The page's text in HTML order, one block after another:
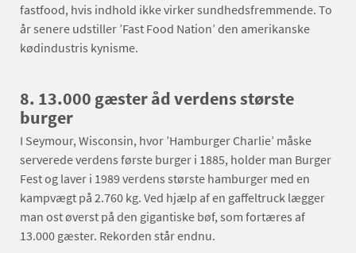
fastfood, hvis indhold ikke virker sundhedsfremmende. To
år senere udstiller ’Fast Food Nation’ den amerikanske
kødindustris kynisme.
8. 13.000 gæster åd verdens største
burger
I Seymour, Wisconsin, hvor ’Hamburger Charlie’ måske
serverede verdens første burger i 1885, holder man Burger
Fest og laver i 1989 verdens største hamburger med en
kampvægt på 2.760 kg. Ved hjælp af en gaffeltruck lægger
man ost øverst på den gigantiske bøf, som fortæres af
13.000 gæster. Rekorden står endnu.